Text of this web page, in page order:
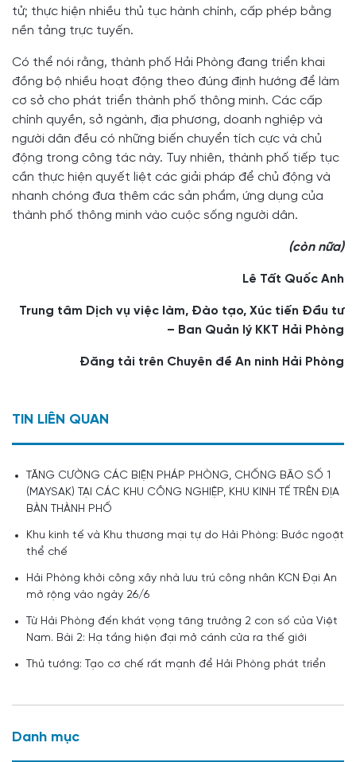
tử; thực hiện nhiều thủ tục hành chính, cấp phép bằng
nền tảng trực tuyến.
Có thể nói rằng, thành phố Hải Phòng đang triển khai
đồng bộ nhiều hoạt động theo đúng định hướng để làm
cơ sở cho phát triển thành phố thông minh. Các cấp
chính quyền, sở ngành, địa phương, doanh nghiệp và
người dân đều có những biến chuyển tích cực và chủ
động trong công tác này. Tuy nhiên, thành phố tiếp tục
cần thực hiện quyết liệt các giải pháp để chủ động và
nhanh chóng đưa thêm các sản phẩm, ứng dụng của
thành phố thông minh vào cuộc sống người dân.
(còn nữa)
Lê Tất Quốc Anh
Trung tâm Dịch vụ việc làm, Đào tạo, Xúc tiến Đầu tư
– Ban Quản lý KKT Hải Phòng
Đăng tải trên Chuyên đề An ninh Hải Phòng
TIN LIÊN QUAN
TĂNG CƯỜNG CÁC BIỆN PHÁP PHÒNG, CHỐNG BÃO SỐ 1
(MAYSAK) TẠI CÁC KHU CÔNG NGHIỆP, KHU KINH TẾ TRÊN ĐỊA
BÀN THÀNH PHỐ
Khu kinh tế và Khu thương mại tự do Hải Phòng: Bước ngoặt
thể chế
Hải Phòng khởi công xây nhà lưu trú công nhân KCN Đại An
mở rộng vào ngày 26/6
Từ Hải Phòng đến khát vọng tăng trưởng 2 con số của Việt
Nam. Bài 2: Hạ tầng hiện đại mở cánh cửa ra thế giới
Thủ tướng: Tạo cơ chế rất mạnh để Hải Phòng phát triển
Danh mục